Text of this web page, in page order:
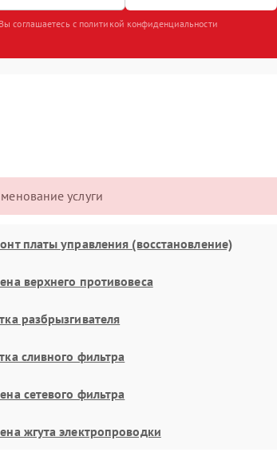
соглашаетесь с политикой конфиденциальности
услуги
платы управления (восстановление)
верхнего противовеса
разбрызгивателя
сливного фильтра
сетевого фильтра
жгута электропроводки